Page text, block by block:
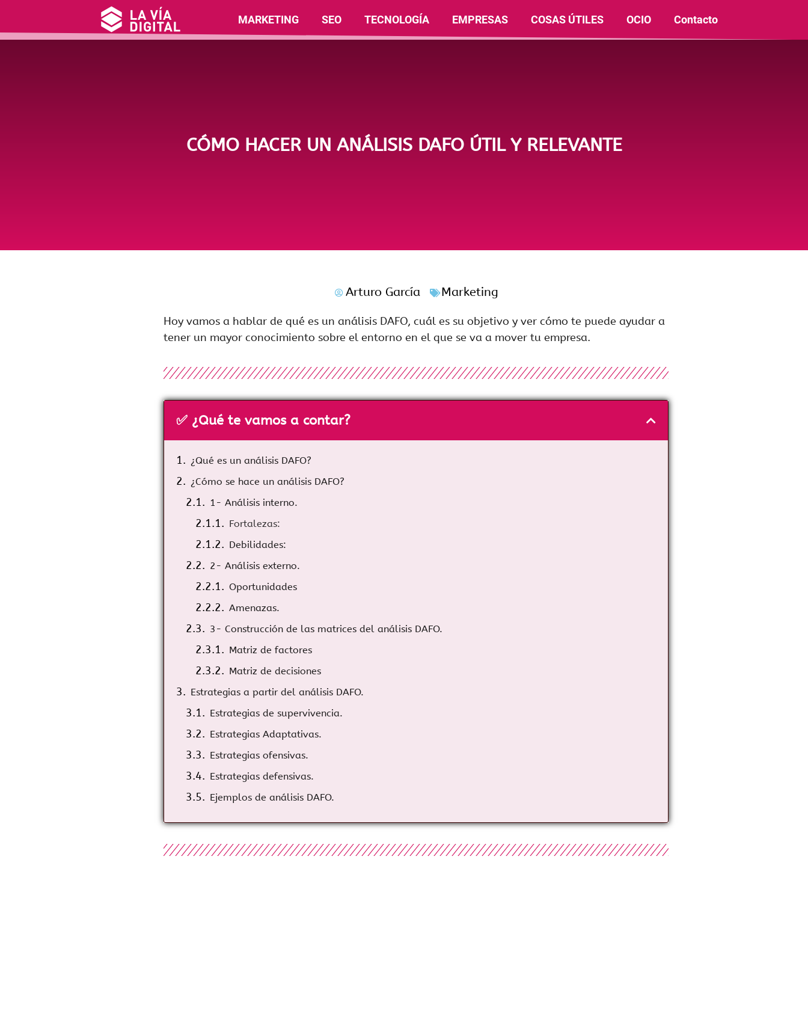
MARKETING SEO TECNOLOGÍA EMPRESAS COSAS ÚTILES OCIO Contacto
CÓMO HACER UN ANÁLISIS DAFO ÚTIL Y RELEVANTE
Arturo García Marketing
Hoy vamos a hablar de qué es un análisis DAFO, cuál es su objetivo y ver cómo te puede ayudar a
tener un mayor conocimiento sobre el entorno en el que se va a mover tu empresa.
✅ ¿Qué te vamos a contar?
¿Qué es un análisis DAFO?
¿Cómo se hace un análisis DAFO?
1- Análisis interno.
Fortalezas:
Debilidades:
2- Análisis externo.
Oportunidades
Amenazas.
3- Construcción de las matrices del análisis DAFO.
Matriz de factores
Matriz de decisiones
Estrategias a partir del análisis DAFO.
Estrategias de supervivencia.
Estrategias Adaptativas.
Estrategias ofensivas.
Estrategias defensivas.
Ejemplos de análisis DAFO.